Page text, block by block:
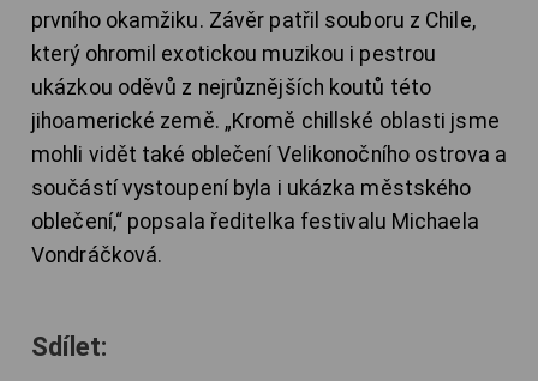
prvního okamžiku. Závěr patřil souboru z Chile,
který ohromil exotickou muzikou i pestrou
ukázkou oděvů z nejrůznějších koutů této
jihoamerické země. „Kromě chillské oblasti jsme
mohli vidět také oblečení Velikonočního ostrova a
součástí vystoupení byla i ukázka městského
oblečení,“ popsala ředitelka festivalu Michaela
Vondráčková.
Sdílet: